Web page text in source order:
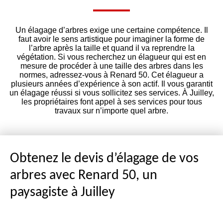
Un élagage d’arbres exige une certaine compétence. Il
faut avoir le sens artistique pour imaginer la forme de
l’arbre après la taille et quand il va reprendre la
végétation. Si vous recherchez un élagueur qui est en
mesure de procéder à une taille des arbres dans les
normes, adressez-vous à Renard 50. Cet élagueur a
plusieurs années d’expérience à son actif. Il vous garantit
un élagage réussi si vous sollicitez ses services. À Juilley,
les propriétaires font appel à ses services pour tous
travaux sur n’importe quel arbre.
Obtenez le devis d’élagage de vos
arbres avec Renard 50, un
paysagiste à Juilley